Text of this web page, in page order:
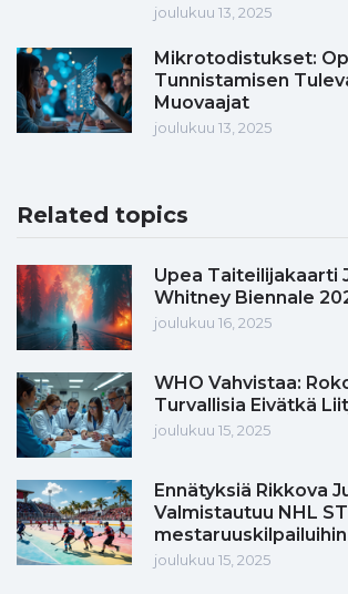
joulukuu 13, 2025
Mikrotodistukset:
Tunnistamisen
Muovaajat
joulukuu 13, 2025
Related topics
Upea Taiteilijakaarti
Whitney Biennale
joulukuu 16, 2025
WHO Vahvistaa:
Turvallisia Eivätkä
joulukuu 15, 2025
Ennätyksiä Rikkova
Valmistautuu NHL
mestaruuskilpailuihin
joulukuu 15, 2025